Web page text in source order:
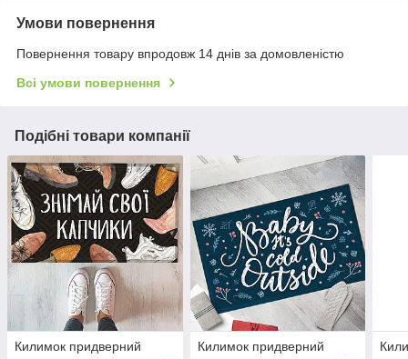
Умови повернення
Повернення товару впродовж 14 днів за домовленістю
Всі умови повернення
Подібні товари компанії
Килимок придверний Килимок придверний